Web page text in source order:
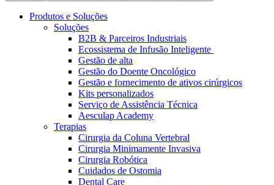
Catálogo de Produtos
Encontre o produto que procura. Visite o catálogo de produtos
da B. Braun com o nosso portfólio completo.
Centro de Inovação
Vamos impulsionar juntos a inovação na tecnologia médica.
Produtos e Soluções
Soluções
B2B & Parceiros Industriais
Ecossistema de Infusão Inteligente
Gestão de alta
Gestão do Doente Oncológico
Gestão e fornecimento de ativos cirúrgicos
Kits personalizados
Serviço de Assistência Técnica
Aesculap Academy
Terapias
Cirurgia da Coluna Vertebral
Cirurgia Minimamente Invasiva
Cirurgia Robótica
Cuidados de Ostomia
Dental Care